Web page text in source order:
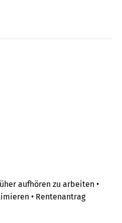
aufhören zu arbeiten •
• Rentenantrag